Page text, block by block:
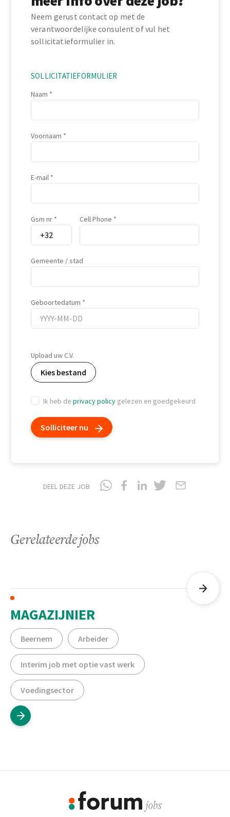
Neem gerust contact op met de
verantwoordelijke consulent of vul het
sollicitatieformulier in.
SOLLICITATIEFORMULIER
Naam
Voornaam
E-mail
Gsm nr Cell Phone
Gemeente / stad
Geboortedatum
Upload uw C.V.
Kies bestand
Ik heb de privacy policy gelezen en goedgekeurd
Solliciteer nu
DEEL DEZE JOB
Gerelateerde jobs
MAGAZIJNIER
Beernem Arbeider
Interim job met optie vast werk
Voedingsector